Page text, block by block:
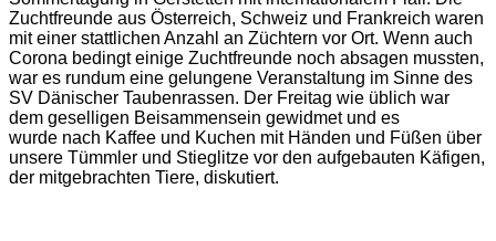
Zuchtfreunde aus Österreich, Schweiz und Frankreich waren
mit einer stattlichen Anzahl an Züchtern vor Ort. Wenn auch
Corona bedingt einige Zuchtfreunde noch absagen mussten,
war es rundum eine gelungene Veranstaltung im Sinne des
SV Dänischer Taubenrassen. Der Freitag wie üblich war
dem geselligen Beisammensein gewidmet und es
wurde nach Kaffee und Kuchen mit Händen und Füßen über
unsere Tümmler und Stieglitze vor den aufgebauten Käfigen,
der mitgebrachten Tiere, diskutiert.